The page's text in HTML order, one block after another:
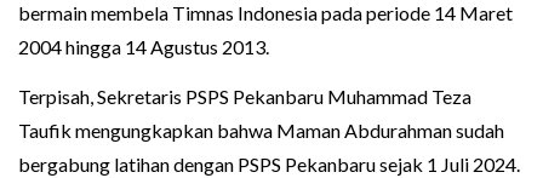
bermain membela Timnas Indonesia pada periode 14 Maret
2004 hingga 14 Agustus 2013.
Terpisah, Sekretaris PSPS Pekanbaru Muhammad Teza
Taufik mengungkapkan bahwa Maman Abdurahman sudah
bergabung latihan dengan PSPS Pekanbaru sejak 1 Juli 2024.